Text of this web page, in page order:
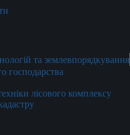
та землевпорядкування
господарства
лісового комплексу